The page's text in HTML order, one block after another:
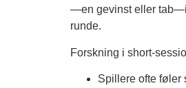
—en gevinst eller
runde.
Forskning i
Spillere ofte føler